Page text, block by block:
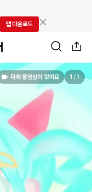
앱 다운로드
뒤에 동영상이 있어요 1 / 1